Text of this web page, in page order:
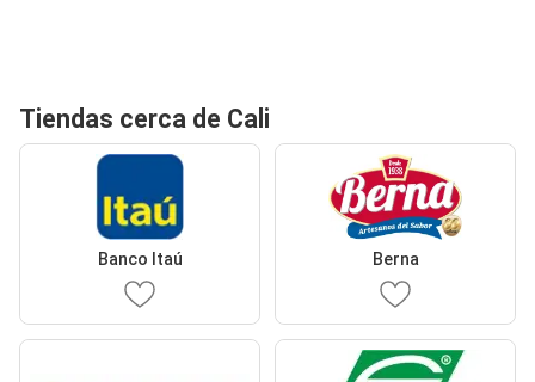
Tiendas cerca de Cali
Banco Itaú Berna